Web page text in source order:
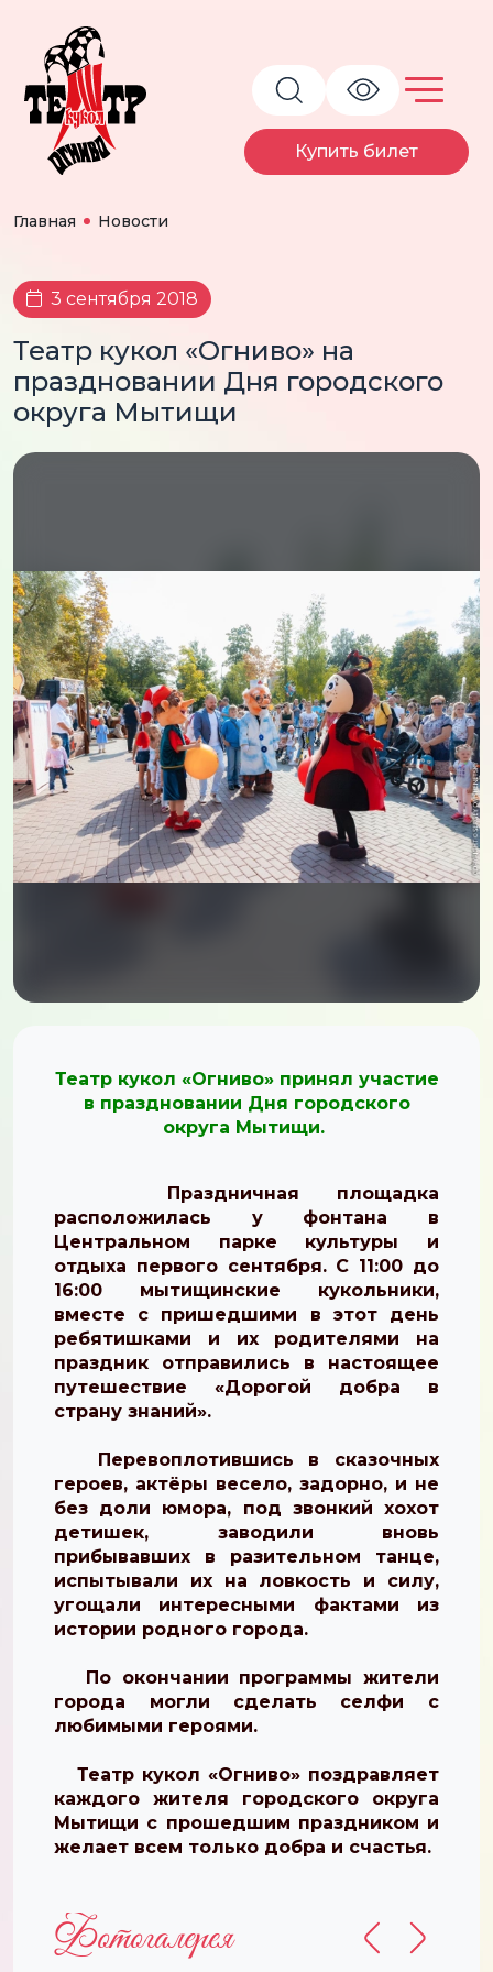
Купить билет
Главная Новости
3 сентября 2018
Театр кукол «Огниво» на
праздновании Дня городского
округа Мытищи
Театр кукол «Огниво» принял участие
в праздновании Дня городского
округа Мытищи.
Праздничная площадка
расположилась у фонтана в
Центральном парке культуры и
отдыха первого сентября. С 11:00 до
16:00 мытищинские кукольники,
вместе с пришедшими в этот день
ребятишками и их родителями на
праздник отправились в настоящее
путешествие «Дорогой добра в
страну знаний».
Перевоплотившись в сказочных
героев, актёры весело, задорно, и не
без доли юмора, под звонкий хохот
детишек, заводили вновь
прибывавших в разительном танце,
испытывали их на ловкость и силу,
угощали интересными фактами из
истории родного города.
По окончании программы жители
города могли сделать селфи с
любимыми героями.
Театр кукол «Огниво» поздравляет
каждого жителя городского округа
Мытищи с прошедшим праздником и
желает всем только добра и счастья.
Фотогалерея